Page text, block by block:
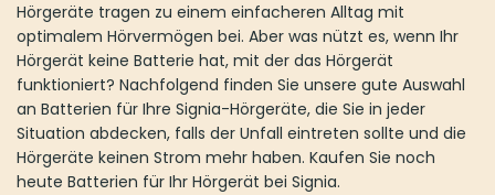
Hörgeräte tragen zu einem einfacheren Alltag mit
optimalem Hörvermögen bei. Aber was nützt es, wenn Ihr
Hörgerät keine Batterie hat, mit der das Hörgerät
funktioniert? Nachfolgend finden Sie unsere gute Auswahl
an Batterien für Ihre Signia-Hörgeräte, die Sie in jeder
Situation abdecken, falls der Unfall eintreten sollte und die
Hörgeräte keinen Strom mehr haben. Kaufen Sie noch
heute Batterien für Ihr Hörgerät bei Signia.